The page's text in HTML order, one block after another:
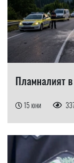
Пламналият
15 юни